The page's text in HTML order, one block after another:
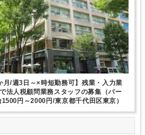
少人数の職場（所属部門の人数3人以下）
境が充実 社内システム等のOJT
み 弥生会計 freee e-Tax
月/週3日～×時短勤務可】残業・入力業
法人税顧問業務スタッフの募集（パー
円～2000円/東京都千代田区東京）